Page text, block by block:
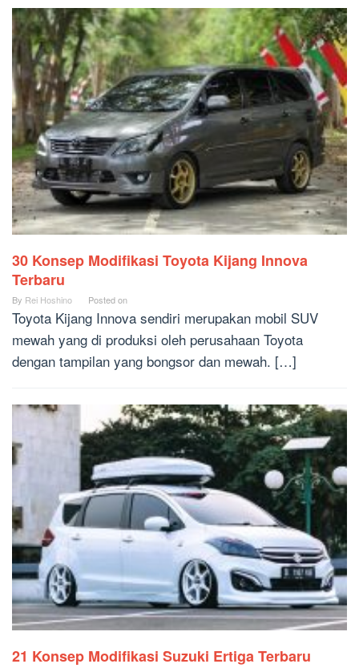
30 Konsep Modifikasi Toyota Kijang Innova
Terbaru
By Rei Hoshino Posted on
Toyota Kijang Innova sendiri merupakan mobil SUV
mewah yang di produksi oleh perusahaan Toyota
dengan tampilan yang bongsor dan mewah. […]
21 Konsep Modifikasi Suzuki Ertiga Terbaru